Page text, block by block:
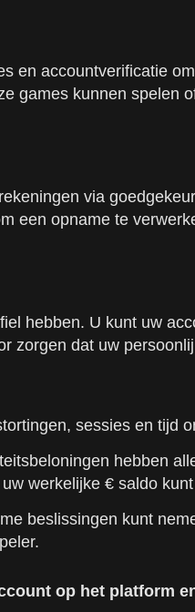
en accountverificatie
games kunnen spelen
via
een opname te
hebben. U kunt uw
zorgen dat uw
sessies en tijd
hebben
werkelijke € saldo
beslissingen kunt
op het platform